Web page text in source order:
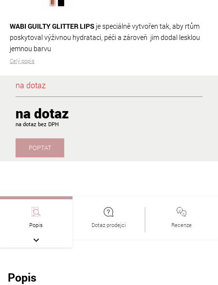
WABI GUILTY GLITTER LIPS je speciálně vytvořen tak, aby rtům
poskytoval výživnou hydrataci, péči a zároveň jim dodal lesklou
jemnou barvu
Celý popis
na dotaz
na dotaz
na dotaz
POPTAT
Popis Dotaz prodejci Recenze
Popis